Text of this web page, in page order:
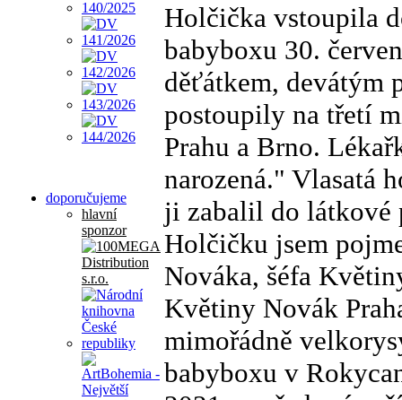
doporučujeme
hlavní
sponzor
Holčička vstoupila
babyboxu 30.
děťátkem, devátým
postoupily na třetí
Prahu a Brno.
narozená." Vlasatá
ji zabalil do látkové
Holčičku jsem
Nováka, šéfa
Květiny Novák
mimořádně
babyboxu v